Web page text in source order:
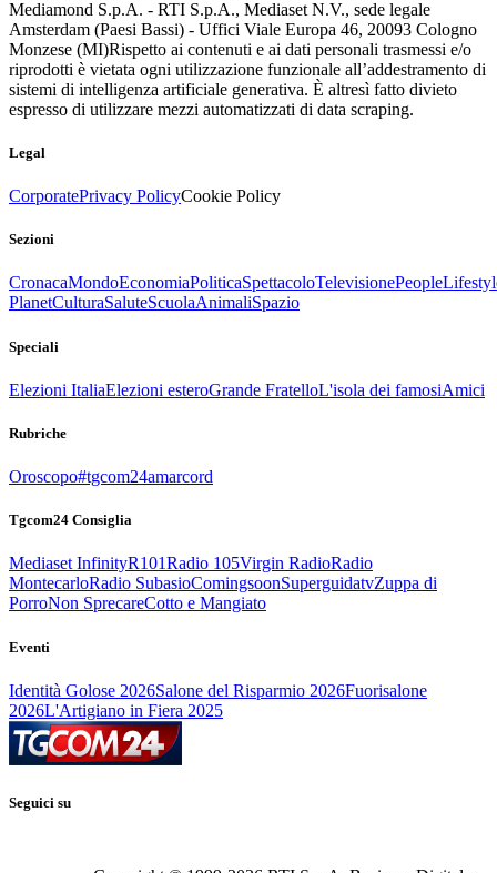
Mediamond S.p.A. - RTI S.p.A., Mediaset N.V., sede legale
Amsterdam (Paesi Bassi) - Uffici Viale Europa 46, 20093 Cologno
Monzese (MI)Rispetto ai contenuti e ai dati personali trasmessi e/o
riprodotti è vietata ogni utilizzazione funzionale all’addestramento di
sistemi di intelligenza artificiale generativa. È altresì fatto divieto
espresso di utilizzare mezzi automatizzati di data scraping.
Legal
CorporatePrivacy PolicyCookie Policy
Sezioni
CronacaMondoEconomiaPoliticaSpettacoloTelevisionePeople
PlanetCulturaSaluteScuolaAnimaliSpazio
Speciali
Elezioni ItaliaElezioni esteroGrande FratelloL'isola dei famosiAmici
Rubriche
Oroscopo#tgcom24amarcord
Tgcom24 Consiglia
Mediaset InfinityR101Radio 105Virgin RadioRadio
MontecarloRadio SubasioComingsoonSuperguidatvZuppa di
PorroNon SprecareCotto e Mangiato
Eventi
Identità Golose 2026Salone del Risparmio 2026Fuorisalone
2026L'Artigiano in Fiera 2025
Seguici su